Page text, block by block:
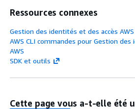
Ressources connexes
Gestion des identités et des accès
AWS CLI commandes pour Gestion
AWS
SDK et outils
Cette page vous a-t-elle été